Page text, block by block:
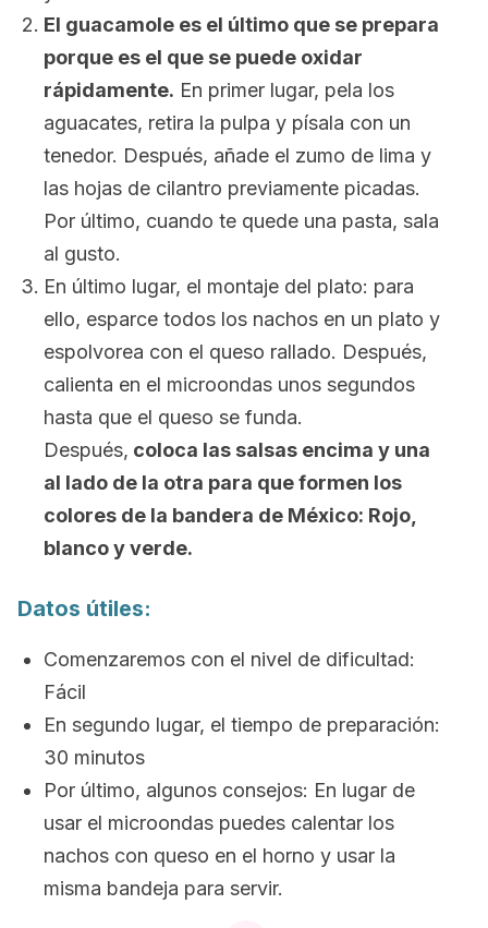
El guacamole es el último que se prepara
porque es el que se puede oxidar
rápidamente. En primer lugar, pela los
aguacates, retira la pulpa y písala con un
tenedor. Después, añade el zumo de lima y
las hojas de cilantro previamente picadas.
Por último, cuando te quede una pasta, sala
al gusto.
En último lugar, el montaje del plato: para
ello, esparce todos los nachos en un plato y
espolvorea con el queso rallado. Después,
calienta en el microondas unos segundos
hasta que el queso se funda.
Después, coloca las salsas encima y una
al lado de la otra para que formen los
colores de la bandera de México: Rojo,
blanco y verde.
Datos útiles:
Comenzaremos con el nivel de dificultad:
Fácil
En segundo lugar, el tiempo de preparación:
30 minutos
Por último, algunos consejos: En lugar de
usar el microondas puedes calentar los
nachos con queso en el horno y usar la
misma bandeja para servir.